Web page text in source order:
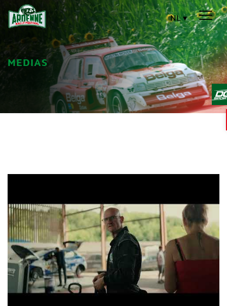
NL
MEDIAS